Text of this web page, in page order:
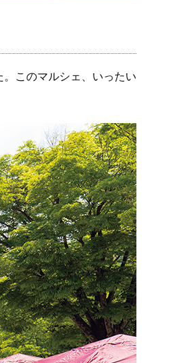
このマルシェ、いったい